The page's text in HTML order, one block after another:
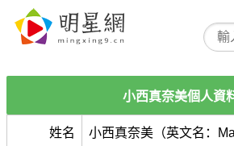
小西真奈美個人資
姓名 小西真奈美（英文名：